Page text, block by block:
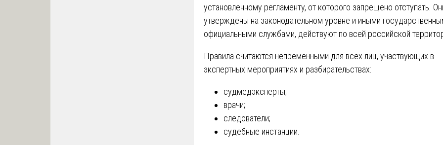
установленному регламенту, от которого запрещено отступать.
утверждены на законодательном уровне и иными
официальными службами, действуют по всей российской
Правила считаются непременными для всех лиц, участвующих в
экспертных мероприятиях и разбирательствах:
судмедэксперты;
врачи;
следователи;
судебные инстанции.